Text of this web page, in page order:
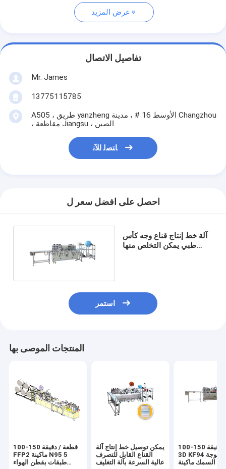
عرض المزيد
تفاصيل الاتصال
Mr. James
13775115785
A505 ، طريق yanzheng الأوسط 16 # ، مدينة Changzhou
، مقاطعة Jiangsu ، الصين
ﺎﺘﺼﻟ ﺍﻶﻧ
احصل على افضل سعر ل
آلة خط إنتاج قناع وجه كأس
طبي يمكن التخلص منها
استمر
المنتجات الموصى بها
100-150 قطعة / دقيقة
FFP2 ماكينة N95 5
طبقات بقطن الهواء
يمكن توصيل خط إنتاج آلة
القناع القابل للتصرف
عالية السرعة بآلة التغليف
100-150 قطعة / دقيقة
3D KF94 غير المنسوجة
السمك ماكينة